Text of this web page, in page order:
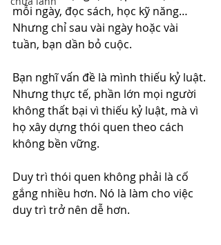
mỗi ngày, đọc sách, học kỹ năng…
Nhưng chỉ sau vài ngày hoặc vài
tuần, bạn dần bỏ cuộc.
Bạn nghĩ vấn đề là mình thiếu kỷ luật.
Nhưng thực tế, phần lớn mọi người
không thất bại vì thiếu kỷ luật, mà vì
họ xây dựng thói quen theo cách
không bền vững.
Duy trì thói quen không phải là cố
gắng nhiều hơn. Nó là làm cho việc
duy trì trở nên dễ hơn.